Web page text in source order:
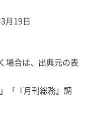
月19日
場合は、出典元の表
「『月刊総務』調